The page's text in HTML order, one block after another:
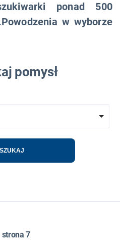
ponad 500
w wyborze
pomysł
strona 7